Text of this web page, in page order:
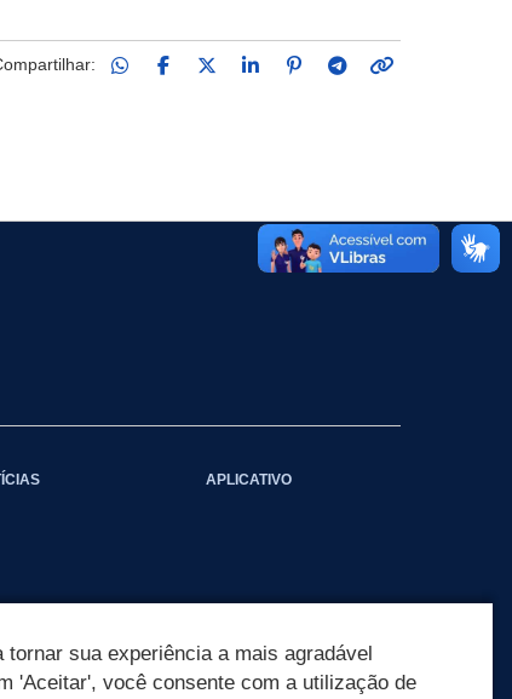
APLICATIVO
sua experiência a mais agradável
'Aceitar', você consente com a utilização de